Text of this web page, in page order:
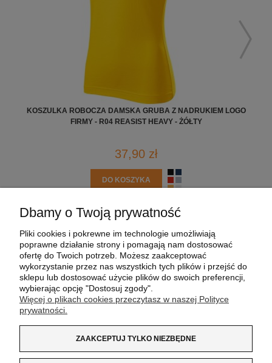
KOSZULKA ROBOCZA DAMSKA GRUBA Z NADRUKIEM LOGO
FIRMY - R04 REASIST HEAVY - ŻÓŁTY
37,90 zł
DO KOSZYKA
MOJE KONTO
PŁATNOŚCI I DOSTAWA
O NAS
Dbamy o Twoją prywatność
Pliki cookies i pokrewne im technologie umożliwiają
poprawne działanie strony i pomagają nam dostosować
ofertę do Twoich potrzeb. Możesz zaakceptować
wykorzystanie przez nas wszystkich tych plików i przejść do
sklepu lub dostosować użycie plików do swoich preferencji,
wybierając opcję "Dostosuj zgody".
Więcej o plikach cookies przeczytasz w naszej Polityce
prywatności.
ZAAKCEPTUJ TYLKO NIEZBĘDNE